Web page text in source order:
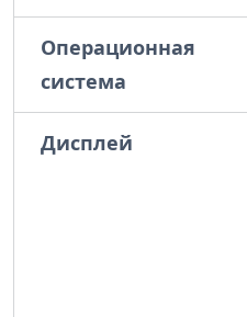
Операционная
система
Дисплей